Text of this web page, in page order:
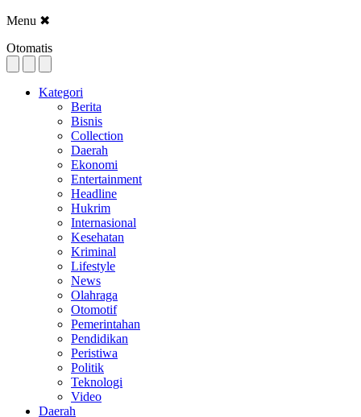
Menu ✖
Otomatis
Kategori
Berita
Bisnis
Collection
Daerah
Ekonomi
Entertainment
Headline
Hukrim
Internasional
Kesehatan
Kriminal
Lifestyle
News
Olahraga
Otomotif
Pemerintahan
Pendidikan
Peristiwa
Politik
Teknologi
Video
Daerah